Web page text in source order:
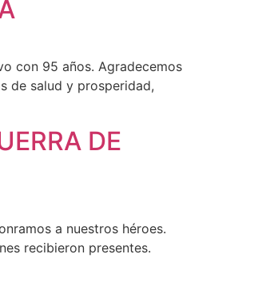
con 95 años. Agradecemos
de salud y prosperidad,
DE
a nuestros héroes.
recibieron presentes.